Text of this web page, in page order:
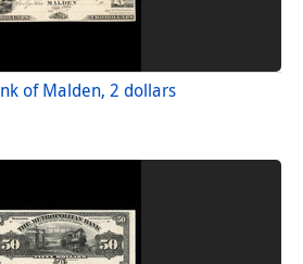
of Malden, 2 dollars